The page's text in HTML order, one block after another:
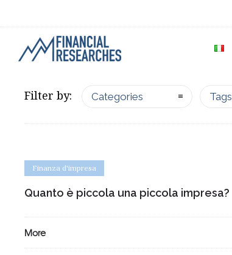
Filter by: Categories Tags
Finanza d'impresa
Quanto è piccola una piccola impresa?
More